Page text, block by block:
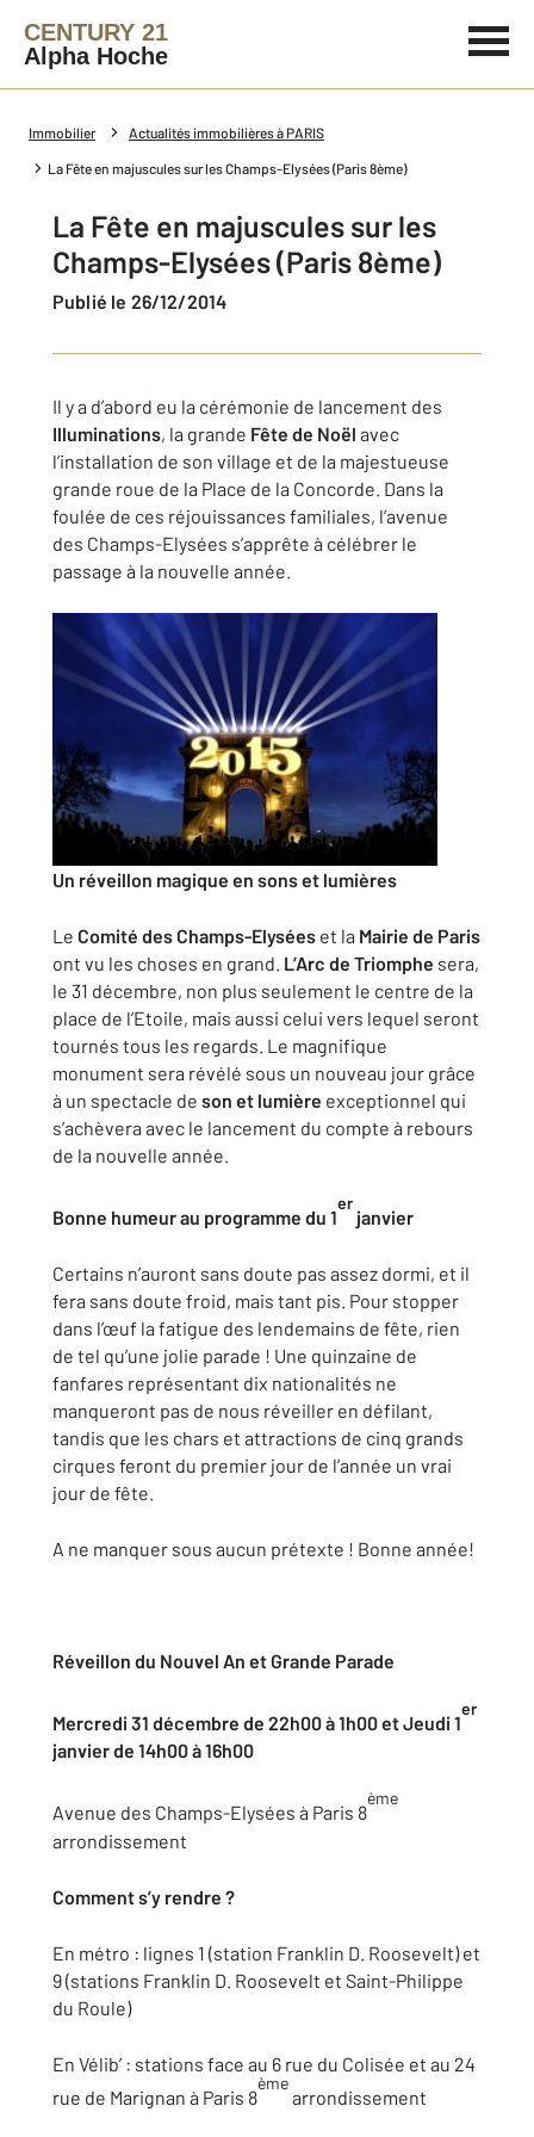
CENTURY 21
Alpha Hoche
Immobilier Actualités immobilières à PARIS
La Fête en majuscules sur les Champs-Elysées (Paris 8ème)
La Fête en majuscules sur les
Champs-Elysées (Paris 8ème)
Publié le 26/12/2014
Il y a d’abord eu la cérémonie de lancement des
Illuminations, la grande Fête de Noël avec
l’installation de son village et de la majestueuse
grande roue de la Place de la Concorde. Dans la
foulée de ces réjouissances familiales, l’avenue
des Champs-Elysées s’apprête à célébrer le
passage à la nouvelle année.
Un réveillon magique en sons et lumières
Le Comité des Champs-Elysées et la Mairie de Paris
ont vu les choses en grand. L’Arc de Triomphe sera,
le 31 décembre, non plus seulement le centre de la
place de l’Etoile, mais aussi celui vers lequel seront
tournés tous les regards. Le magnifique
monument sera révélé sous un nouveau jour grâce
à un spectacle de son et lumière exceptionnel qui
s’achèvera avec le lancement du compte à rebours
de la nouvelle année.
Bonne humeur au programme du 1
er
janvier
Certains n’auront sans doute pas assez dormi, et il
fera sans doute froid, mais tant pis. Pour stopper
dans l’œuf la fatigue des lendemains de fête, rien
de tel qu’une jolie parade ! Une quinzaine de
fanfares représentant dix nationalités ne
manqueront pas de nous réveiller en défilant,
tandis que les chars et attractions de cinq grands
cirques feront du premier jour de l’année un vrai
jour de fête.
A ne manquer sous aucun prétexte ! Bonne année!
Réveillon du Nouvel An et Grande Parade
Mercredi 31 décembre de 22h00 à 1h00 et Jeudi 1
er
janvier de 14h00 à 16h00
Avenue des Champs-Elysées à Paris 8
ème
arrondissement
Comment s’y rendre ?
En métro : lignes 1 (station Franklin D. Roosevelt) et
9 (stations Franklin D. Roosevelt et Saint-Philippe
du Roule)
En Vélib’ : stations face au 6 rue du Colisée et au 24
rue de Marignan à Paris 8
ème
arrondissement